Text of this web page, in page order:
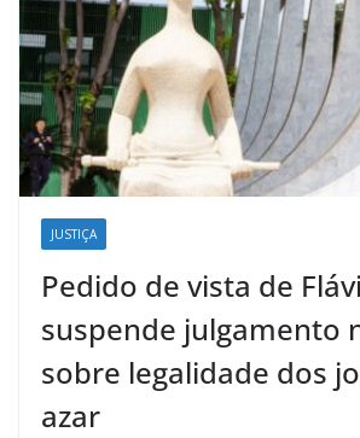
JUSTIÇA
Pedido de vista de
suspende julgamento
sobre legalidade dos
azar